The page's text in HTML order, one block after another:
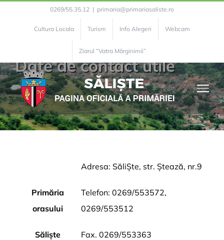
0269/55.35.12 | primaria@primariasaliste.ro
Cultura Locala Turism Info Alegeri Webcam
Ziarul “Vatra Mărginimii”
Date de contact utile
Primăria
orasului
Săliște
Adresa: SăliȘte, str. Ștează, nr.9
Telefon: 0269/553572,
0269/553512
Fax. 0269/553363